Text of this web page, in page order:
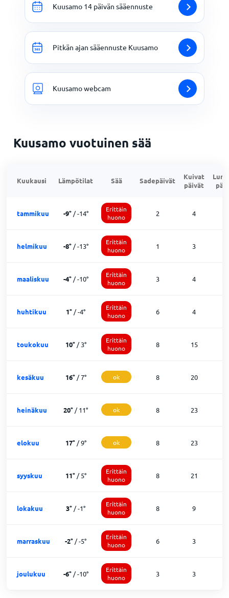
Kuusamo 14 päivän sääennuste
Pitkän ajan sääennuste Kuusamo
Kuusamo webcam
Kuusamo vuotuinen sää
Kuukausi Lämpötilat Sää Sadepäivät
Kuivat
päivät
tammikuu -9°/-14°
Erittäin
huono
2 4
helmikuu -8°/-13°
Erittäin
huono
1 3
maaliskuu -4°/-10°
Erittäin
huono
3 4
huhtikuu 1° /-4°
Erittäin
huono
6 4
toukokuu 10°/3°
Erittäin
huono
8 15
kesäkuu 16°/7° ok 8 20
heinäkuu 20° /11° ok 8 23
elokuu 17°/9° ok 8 23
syyskuu 11°/5°
Erittäin
huono
8 21
lokakuu 3° /-1°
Erittäin
huono
8 9
marraskuu -2° /-5°
Erittäin
huono
6 3
joulukuu -6°/-10°
Erittäin
huono
3 3